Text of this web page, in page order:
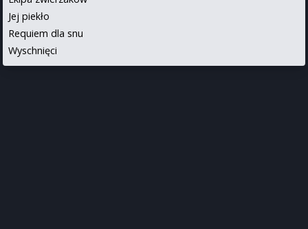
Jej piekło
Requiem dla snu
Wyschnięci